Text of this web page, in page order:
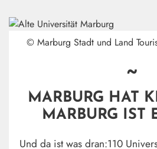
© Marburg Stadt und Land
~
MARBURG HAT
MARBURG IST
Und da ist was dran:110